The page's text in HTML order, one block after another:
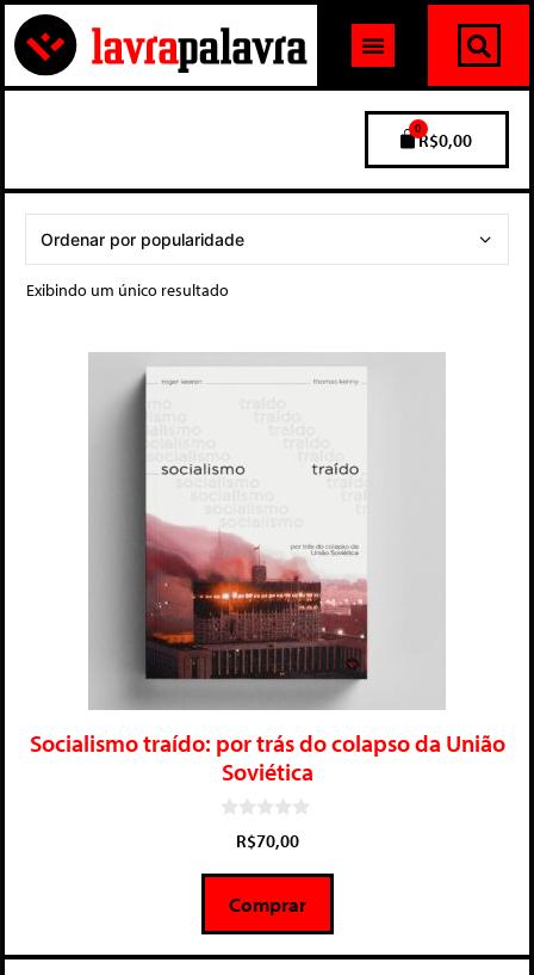
R$0,00
0
Exibindo um único resultado
Socialismo traído: por trás do colapso da União
Soviética
5
R$70,00
Comprar